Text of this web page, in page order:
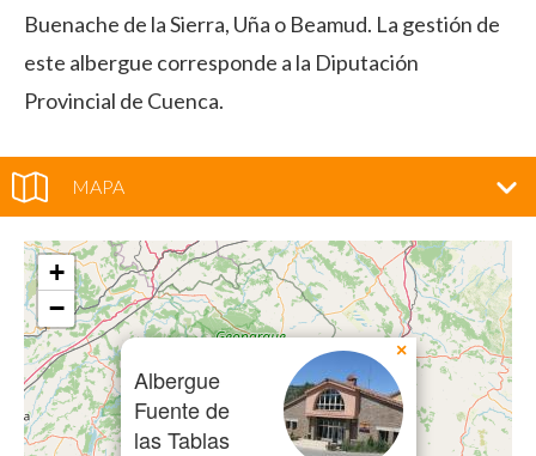
Buenache de la Sierra, Uña o Beamud. La gestión de
este albergue corresponde a la Diputación
Provincial de Cuenca.
MAPA
Albergue
Fuente de
las Tablas
×
+
−